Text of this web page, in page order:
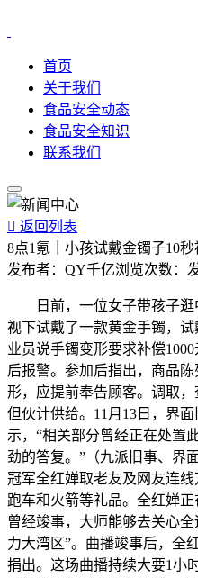
首页
关于我们
食品安全动态
食品安全知识
联系我们
 返回列表
8点1氪｜小孩试戴金镯子10
发布者： QY千亿浏览次数：
日前，一位女子带孩子逛
视下试戴了一款黄金手镯，
业员说手镯变形要求补偿
后报警。参加后指出，商品
形，应提前奉告顾客。调取，
但伙计供给。11月13日，界
示，“相关部分曾经正在处置
劲的答复。”（九派旧事、界
冠军全红婵取老友及网友连线
跑车和火箭等礼品。全红婵
曾经竣事，大师能够去关心
力大湾区”。曲播竣事后，全
捐出。这场曲播持续大要1小